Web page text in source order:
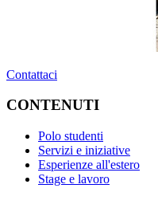
Contattaci
CONTENUTI
Polo studenti
Servizi e iniziative
Esperienze all'estero
Stage e lavoro